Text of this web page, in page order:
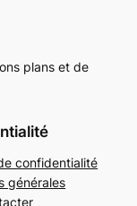
plans et de
confidentialité
générales